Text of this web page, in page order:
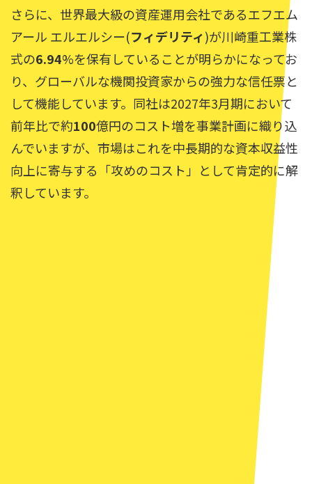
さらに、世界最大級の資産運用会社であるエフエム
アール エルエルシー(フィデリティ)が川崎重工業株
式の6.94%を保有していることが明らかになってお
り、グローバルな機関投資家からの強力な信任票と
して機能しています。同社は2027年3月期において
前年比で約100億円のコスト増を事業計画に織り込
んでいますが、市場はこれを中長期的な資本収益性
向上に寄与する「攻めのコスト」として肯定的に解
釈しています。